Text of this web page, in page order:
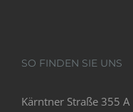
SO FINDEN SIE UNS
Kärntner Straße 355 A